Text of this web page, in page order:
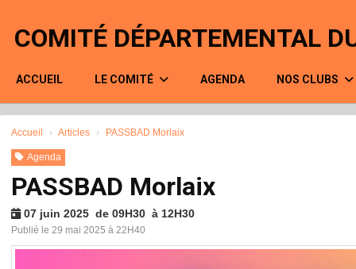
COMITÉ DÉPARTEMENTAL
ACCUEIL LE COMITÉ AGENDA NOS CLUBS
Accueil Articles PASSBAD Morlaix
Agenda
PASSBAD Morlaix
07 juin 2025 de 09H30 à 12H30
Publié le 29 mai 2025 à 22H40